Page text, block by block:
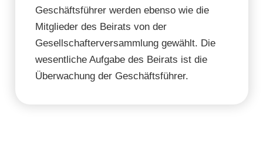
Geschäftsführer werden ebenso wie die
Mitglieder des Beirats von der
Gesellschafterversammlung gewählt. Die
wesentliche Aufgabe des Beirats ist die
Überwachung der Geschäftsführer.